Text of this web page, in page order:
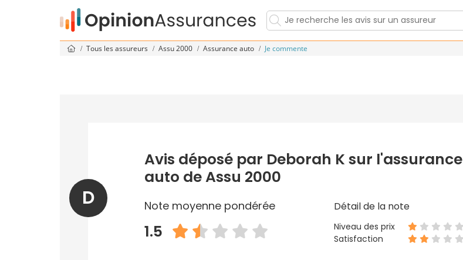
Tous les assureurs Assu 2000 Assurance auto Je commente
D
Avis déposé par Deborah K sur l'assurance
auto de Assu 2000
Note moyenne pondérée
1.5
Détail de la note
Niveau des prix
Satisfaction